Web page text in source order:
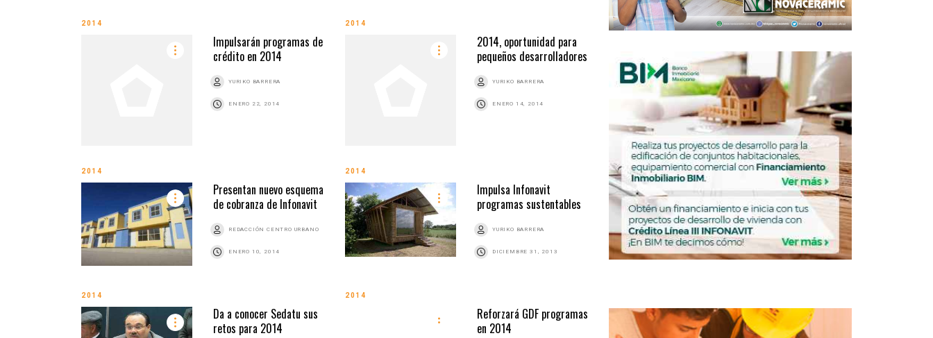
2014
Impulsarán programas de
crédito en 2014
YURIKO BARRERA
ENERO 22, 2014
2014
2014, oportunidad para
pequeños desarrolladores
YURIKO BARRERA
ENERO 14, 2014
2014
Presentan nuevo esquema
de cobranza de Infonavit
REDACCIÓN CENTRO URBANO
ENERO 10, 2014
2014
Impulsa Infonavit
programas sustentables
YURIKO BARRERA
DICIEMBRE 31, 2013
2014
Da a conocer Sedatu sus
retos para 2014
2014
Reforzará GDF programas
en 2014